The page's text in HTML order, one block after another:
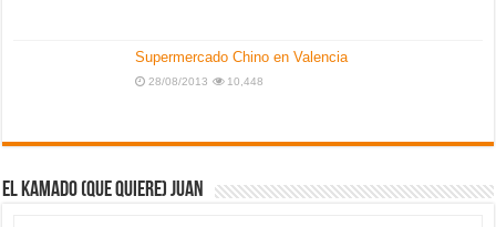
Supermercado Chino en Valencia
28/08/2013 10,448
El kamado (que quiere) Juan